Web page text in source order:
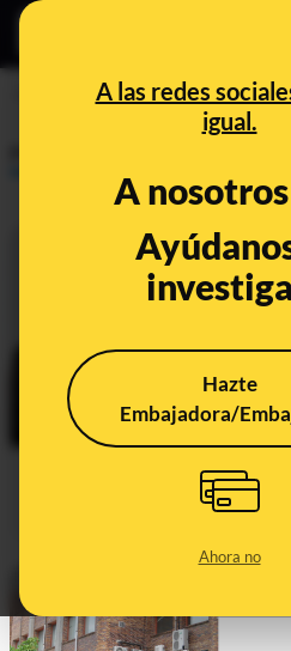
A las redes
igual.
A
Hazte
Embajadora/
Ahora no
Pablo Iglesias
Cronología del
señalamiento a